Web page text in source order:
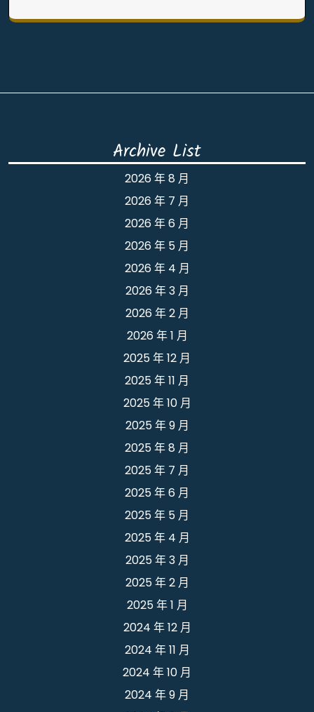
Archive List
2026 年 8 月
2026 年 7 月
2026 年 6 月
2026 年 5 月
2026 年 4 月
2026 年 3 月
2026 年 2 月
2026 年 1 月
2025 年 12 月
2025 年 11 月
2025 年 10 月
2025 年 9 月
2025 年 8 月
2025 年 7 月
2025 年 6 月
2025 年 5 月
2025 年 4 月
2025 年 3 月
2025 年 2 月
2025 年 1 月
2024 年 12 月
2024 年 11 月
2024 年 10 月
2024 年 9 月